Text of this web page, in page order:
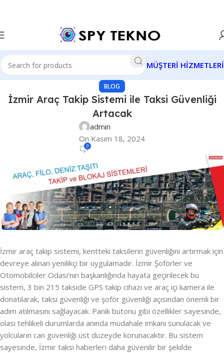
MÜŞTERİ HİZMETLERİ
BLOG
İzmir Araç Takip Sistemi ile Taksi Güvenliği
Artacak
admin
On Kasım 18, 2024
0
İzmir araç takip sistemi, kentteki taksilerin güvenliğini artırmak için
devreye alınan yenilikçi bir uygulamadır. İzmir Şoförler ve
Otomobilciler Odası’nın başkanlığında hayata geçirilecek bu
sistem, 3 bin 215 takside GPS takip cihazı ve araç içi kamera ile
donatılarak, taksi güvenliği ve şoför güvenliği açısından önemli bir
adım atılmasını sağlayacak. Panik butonu gibi özellikler sayesinde,
olası tehlikeli durumlarda anında müdahale imkanı sunulacak ve
yolcuların can güvenliği üst düzeyde korunacaktır. Bu sistem
sayesinde, İzmir taksi haberleri daha güvenilir bir şekilde